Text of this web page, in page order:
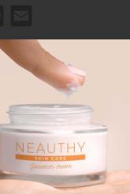
ΑΓΟΡΑΣΑΝ ΕΠΙΣΗΣ